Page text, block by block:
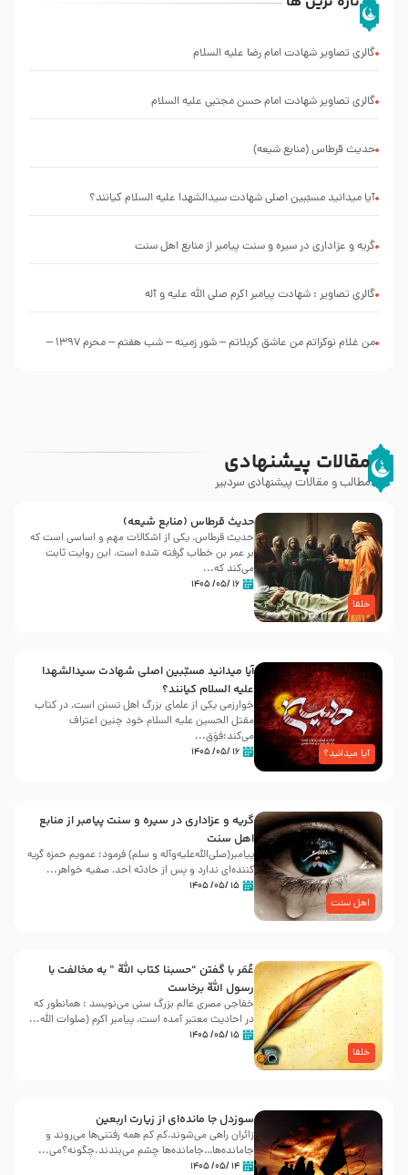
گالری تصاویر شهادت امام رضا علیه السلام
گالری تصاویر شهادت امام حسن مجتبی علیه السلام
حدیث قرطاس (منابع شیعه)
آیا میدانید مسبّبین اصلی شهادت سیدالشهدا علیه ‌السلام کیانند؟
گریه و عزاداری در سیره و سنت پیامبر از منابع اهل سنت
گالری تصاویر : شهادت پیامبر اکرم صلی الله علیه و آله
من غلام نوکراتم من عاشق کربلاتم – شور زمینه – شب هفتم – محرم 1397 –
مقالات پیشنهادی
مطالب و مقالات پیشنهادی سردبیر
خلفا
حدیث قرطاس (منابع شیعه)
حدیث قرطاس، یکی از اشکالات مهم و اساسی است که
بر عمر بن خطاب گرفته شده است، این روایت ثابت
می‌کند که...
۱۶ /۰۵/ ۱۴۰۵
آیا میدانید؟
آیا میدانید مسبّبین اصلی شهادت سیدالشهدا
علیه ‌السلام کیانند؟
خوارزمی یکی از علمای بزرگ اهل تسنن است، در کتاب
مقتل الحسین علیه ‌السلام خود چنین اعتراف
می‌کند:فوَق...
۱۶ /۰۵/ ۱۴۰۵
اهل سنت
گریه و عزاداری در سیره و سنت پیامبر از منابع
اهل سنت
پیامبر(صلی‌الله‌علیه‌وآله و سلم) فرمود: عمویم حمزه گریه
کننده‌ای ندارد و پس از حادثه احد، صفیه خواهر...
۱۵ /۰۵/ ۱۴۰۵
خلفا
عُمَر با گفتن “حسبنا كتاب اللّه ” به مخالفت با
رسول اللّه برخاست
خفاجی مصری عالم بزرگ سنی می‌نویسد : همانطور که
در احادیث معتبر آمده است، پیامبر اکرم (صلوات اللّه...
۱۵ /۰۵/ ۱۴۰۵
سوزدل جا مانده‌ای از زیارت اربعین
زائران راهی می‌شوند،کم‌ کم همه رفتنی‌ها می‌روند و
جامانده‌ها…جامانده‌ها چشم می‌بندند.چگونه؟می‌...
۱۴ /۰۵/ ۱۴۰۵